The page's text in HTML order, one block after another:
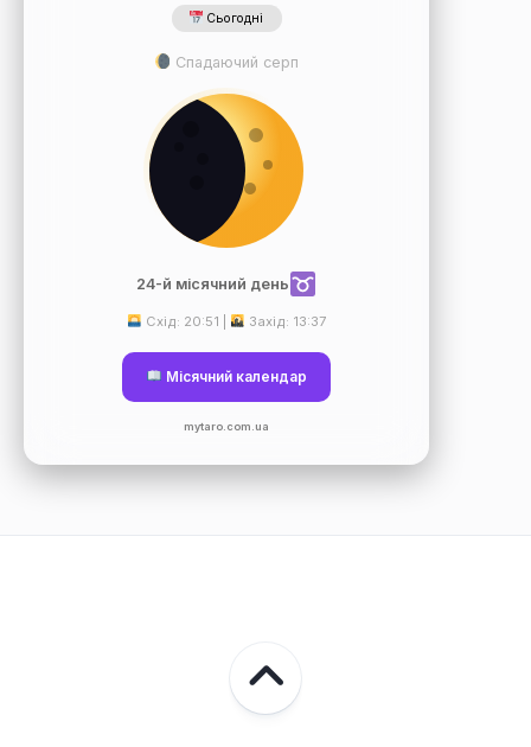
Сьогодні
Спадаючий серп
24-й місячний день
Схід: 20:51 | Захід: 13:37
Місячний календар
mytaro.com.ua